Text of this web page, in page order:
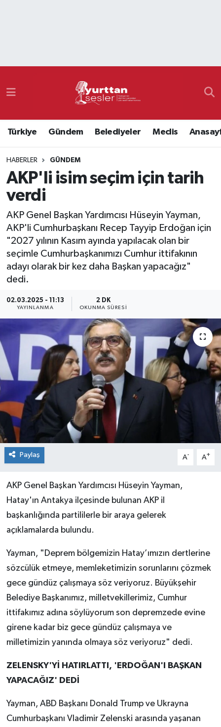
Türkiye Gündem Belediyeler Meclis
HABERLER GÜNDEM
AKP'li isim seçim için tarih
verdi
AKP Genel Başkan Yardımcısı Hüseyin Yayman,
AKP'li Cumhurbaşkanı Recep Tayyip Erdoğan için
"2027 yılının Kasım ayında yapılacak olan bir
seçimle Cumhurbaşkanımızı Cumhur ittifakının
adayı olarak bir kez daha Başkan yapacağız"
dedi.
02.03.2025 - 11:13
YAYINLANMA
2 DK
OKUNMA SÜRESI
Paylaş A- A+
AKP Genel Başkan Yardımcısı Hüseyin Yayman,
Hatay'ın Antakya ilçesinde bulunan AKP il
başkanlığında partililerle bir araya gelerek
açıklamalarda bulundu.
Yayman, "Deprem bölgemizin Hatay’ımızın dertlerine
sözcülük etmeye, memleketimizin sorunlarını çözmek
gece gündüz çalışmaya söz veriyoruz. Büyükşehir
Belediye Başkanımız, milletvekillerimiz, Cumhur
ittifakımız adına söylüyorum son depremzede evine
girene kadar biz gece gündüz çalışmaya ve
milletimizin yanında olmaya söz veriyoruz" dedi.
ZELENSKY'Yİ HATIRLATTI, 'ERDOĞAN'I BAŞKAN
YAPACAĞIZ' DEDİ
Yayman, ABD Başkanı Donald Trump ve Ukrayna
Cumhurbaşkanı Vladimir Zelenski arasında yaşanan
Namaz Vakitleri
Süper Lig Puan Durumu ve Fikstür
Tüm Manşetler
Son Dakika Haberleri
Haber Arşivi